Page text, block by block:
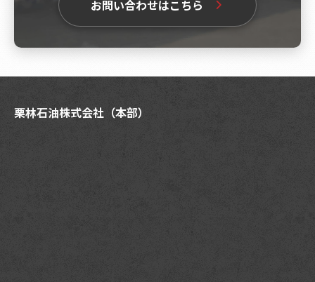
お問い合わせはこちら
栗林石油株式会社（本部）